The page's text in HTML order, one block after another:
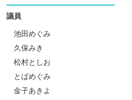
議員
池田めぐみ
久保みき
松村としお
とばめぐみ
金子あきよ